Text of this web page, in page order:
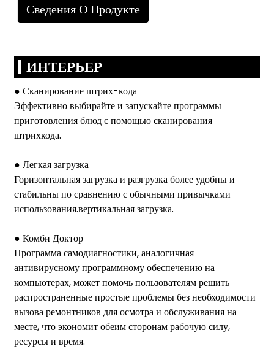
Сведения О Продукте
ИНТЕРЬЕР
● Сканирование штрих-кода
Эффективно выбирайте и запускайте программы
приготовления блюд с помощью сканирования
штрихкода.
● Легкая загрузка
Горизонтальная загрузка и разгрузка более удобны и
стабильны по сравнению с обычными привычками
использования.вертикальная загрузка.
● Комби Доктор
Программа самодиагностики, аналогичная
антивирусному программному обеспечению на
компьютерах, может помочь пользователям решить
распространенные простые проблемы без необходимости
вызова ремонтников для осмотра и обслуживания на
месте, что экономит обеим сторонам рабочую силу,
ресурсы и время.